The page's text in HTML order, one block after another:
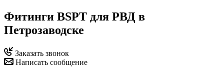
Фитинги BSPT для РВД в
Петрозаводске
Заказать звонок
Написать сообщение